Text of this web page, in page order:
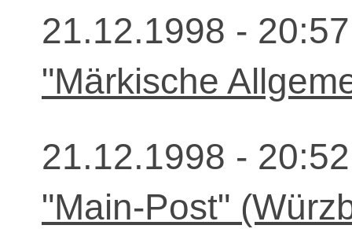
21.12.1998 -
"Märkische
21.12.1998 -
"Main-Post"